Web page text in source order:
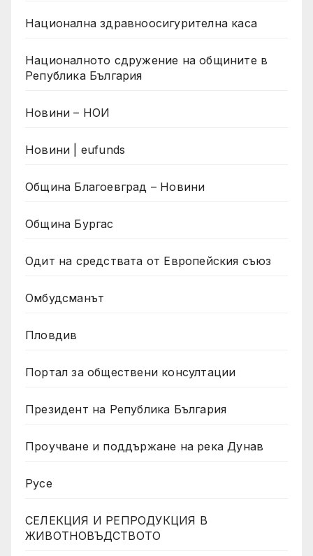
Национална здравноосигурителна каса
Националното сдружение на общините в
Република България
Новини – НОИ
Новини | eufunds
Община Благоевград – Новини
Община Бургас
Одит на средствата от Европейския съюз
Омбудсманът
Пловдив
Портал за обществени консултации
Президент на Република България
Проучване и поддържане на река Дунав
Русе
СЕЛЕКЦИЯ И РЕПРОДУКЦИЯ В
ЖИВОТНОВЪДСТВОТО